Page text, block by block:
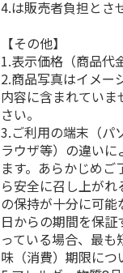
4.は販売者負担とさ
【その他】
1.表示価格（商品代
2.商品写真はイメー
内容に含まれてい
さい。
3.ご利用の端末（パ
ラウザ等）の違い
ます。あらかじめ
ら安全に召し上が
の保持が十分に可
日からの期間を保
っている場合、最
味（消費）期限につ